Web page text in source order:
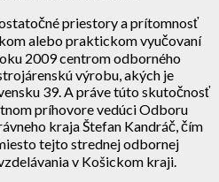
priestory a prítomnosť
alebo praktickom vyučovaní
2009 centrom odborného
výrobu, akých je
39. A práve túto skutočnosť
príhovore vedúci Odboru
kraja Štefan Kandráč, čím
tejto strednej odbornej
v Košickom kraji.